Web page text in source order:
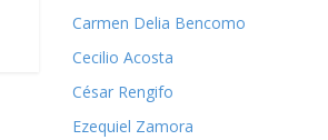
Carmen Delia Bencomo
Cecilio Acosta
César Rengifo
Ezequiel Zamora